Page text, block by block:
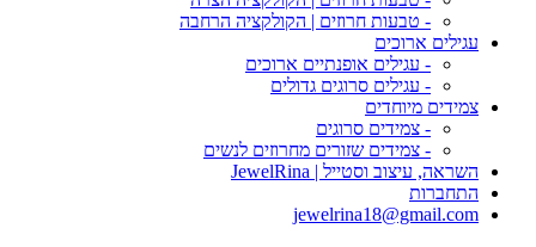
- טבעות חרוזים | הקולקציה הרחבה
עגילים ארוכים
- עגילים אופנתיים ארוכים
- עגילים סרוגים גדולים
צמידים מיוחדים
- צמידים סרוגים
- צמידים שזורים מחרוזים לנשים
השראה, עיצוב וסטייל | JewelRina
התחברות
jewelrina18@gmail.com